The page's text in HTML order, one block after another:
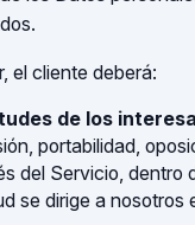
el cliente deberá:
de los
portabilidad,
del Servicio, dentro
se dirige a nosotros